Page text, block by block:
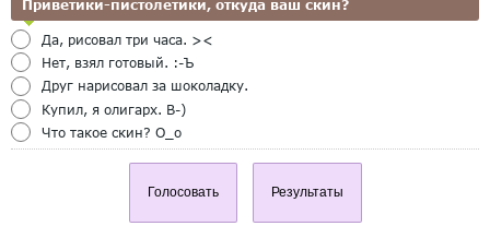
Приветики-пистолетики, откуда ваш скин?
Да, рисовал три часа. ><
Нет, взял готовый. :-Ъ
Друг нарисовал за шоколадку.
Купил, я олигарх. B-)
Что такое скин? O_o
Голосовать Результаты